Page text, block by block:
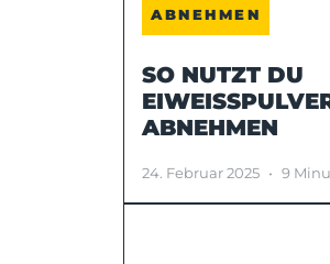
ABNEHMEN
SO NUTZT DU
EIWEISSPULVER
BNEHMEN
24. Februar 2025 • 9